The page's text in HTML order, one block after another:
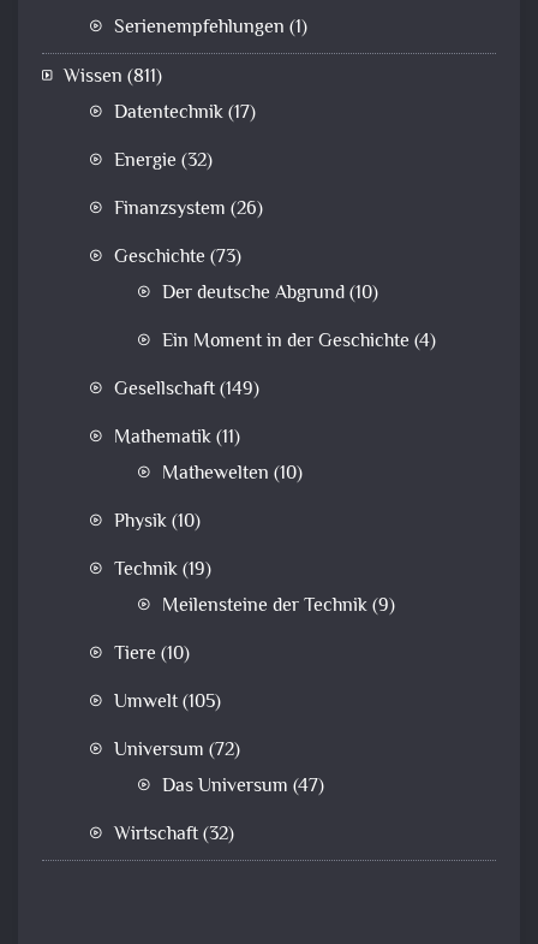
Serienempfehlungen (1)
Wissen (811)
Datentechnik(17)
Energie (32)
Finanzsystem (26)
Geschichte (73)
Der deutsche Abgrund(10)
Ein Moment in der Geschichte (4)
Gesellschaft(149)
Mathematik(11)
Mathewelten (10)
Physik(10)
Technik(19)
Meilensteine der Technik(9)
Tiere (10)
Umwelt(105)
Universum (72)
Das Universum (47)
Wirtschaft(32)